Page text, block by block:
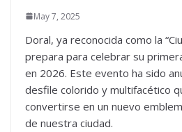
May 7, 2025
Doral, ya reconocida como la
prepara para celebrar su
en 2026. Este evento ha sido
desfile colorido y multifacético
convertirse en un nuevo
de nuestra ciudad.